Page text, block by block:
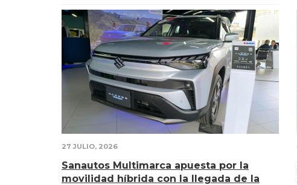
27 JULIO, 2026
Sanautos Multimarca apuesta por la
movilidad híbrida con la llegada de la